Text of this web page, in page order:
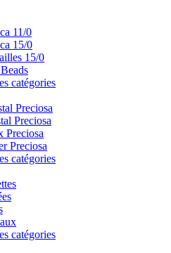
11/0
15/0
15/0
catégories
Preciosa
Preciosa
Preciosa
Preciosa
catégories
catégories